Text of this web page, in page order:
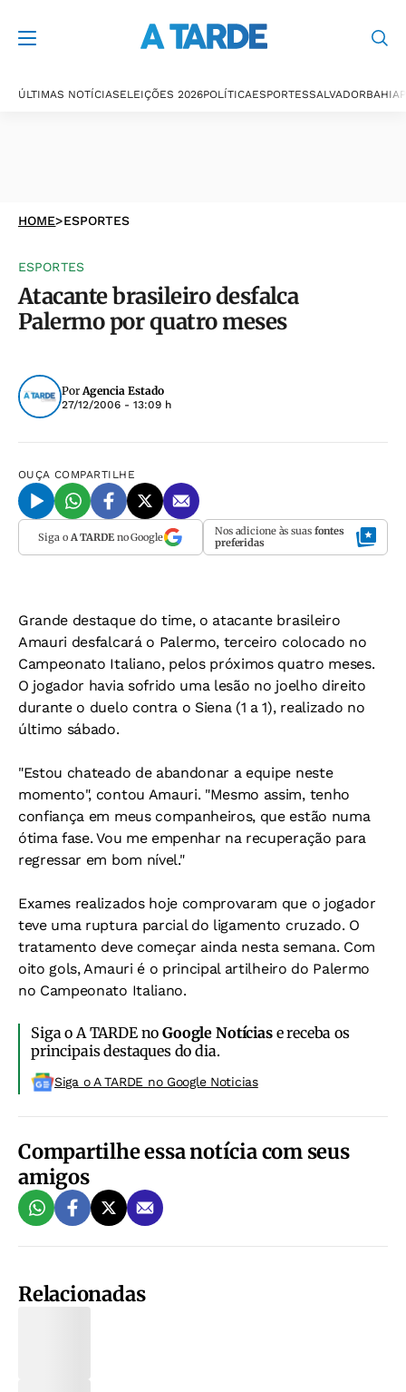
ÚLTIMAS NOTÍCIASELEIÇÕES 2026POLÍTICAESPORTESSALVADORBAHIA
HOME>ESPORTES
ESPORTES
Atacante brasileiro desfalca
Palermo por quatro meses
PorAgencia Estado
27/12/2006 - 13:09 h
OUÇA COMPARTILHE
Siga o A TARDEno Google Nos adicione às suas fontes
preferidas
Grande destaque do time, o atacante brasileiro
Amauri desfalcará o Palermo, terceiro colocado no
Campeonato Italiano, pelos próximos quatro meses.
O jogador havia sofrido uma lesão no joelho direito
durante o duelo contra o Siena (1 a 1), realizado no
último sábado.
"Estou chateado de abandonar a equipe neste
momento", contou Amauri. "Mesmo assim, tenho
confiança em meus companheiros, que estão numa
ótima fase. Vou me empenhar na recuperação para
regressar em bom nível."
Exames realizados hoje comprovaram que o jogador
teve uma ruptura parcial do ligamento cruzado. O
tratamento deve começar ainda nesta semana. Com
oito gols, Amauri é o principal artilheiro do Palermo
no Campeonato Italiano.
Siga o A TARDE noGoogle Notíciase receba os
principais destaques do dia.
Siga o A TARDE no Google Noticias
Compartilhe essa notícia com seus
amigos
Relacionadas